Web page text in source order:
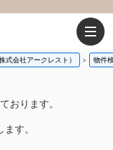
会社アークレスト） 物件
おります。
す。